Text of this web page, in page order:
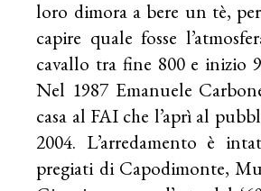
loro dimora a bere un tè,
capire quale fosse
cavallo tra fine 800 e inizio
Nel 1987 Emanuele
casa al FAI che l’aprì al
2004. L’arredamento è
pregiati di Capodimonte,